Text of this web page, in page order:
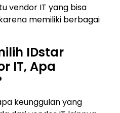
vendor IT yang bisa
memiliki berbagai
IDstar
IT, Apa
keunggulan yang